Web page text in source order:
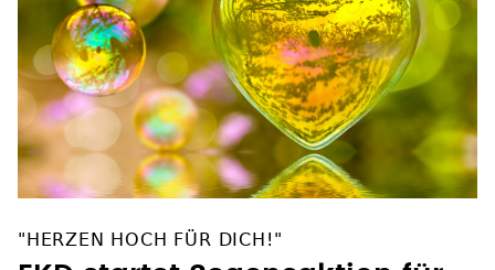
EKD startet Segensaktion für